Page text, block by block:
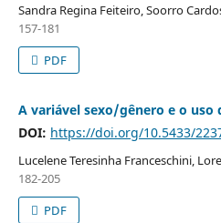
Sandra Regina Feiteiro, Soorro
157-181
PDF
A variável sexo/gênero e o
DOI: https://doi.org/10.5433/
Lucelene Teresinha Franceschini,
182-205
PDF